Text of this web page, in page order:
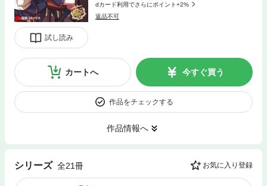
試し読み
dカード利用でさらにポイント+2%
返品不可
カートへ 今すぐ買う
作品をチェックする
作品情報へ
シリーズ 全21冊 お気に入り登録